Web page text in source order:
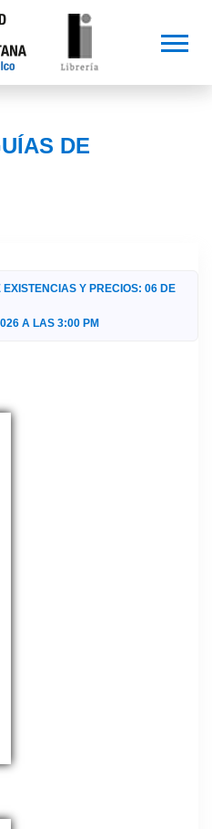
DE
Y PRECIOS: 06 DE
A LAS 3:00 PM